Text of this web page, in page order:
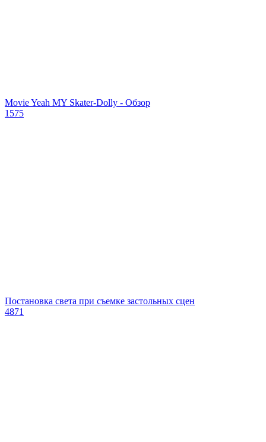
Movie Yeah MY Skater-Dolly - Обзор
1575
Постановка света при съемке застольных сцен
4871